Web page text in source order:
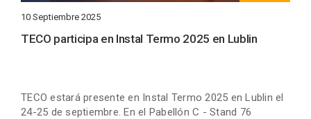
10 Septiembre 2025
TECO participa en Instal Termo 2025 en Lublin
TECO estará presente en Instal Termo 2025 en Lublin el
24-25 de septiembre. En el Pabellón C - Stand 76